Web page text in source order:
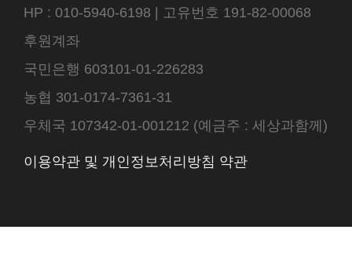
HP : 010-5940-6198 | 고유번호 191-82-00068
후원계좌
국민은행 603101-01-226283
농협 301-0174-7361-31
우체국 107342-01-001212 (예금주 : 세상과함께)
이용약관 및 개인정보처리방침 약관